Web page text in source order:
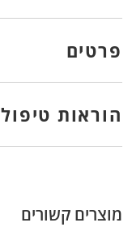
פרטים
הוראות טיפול
מוצרים קשורים